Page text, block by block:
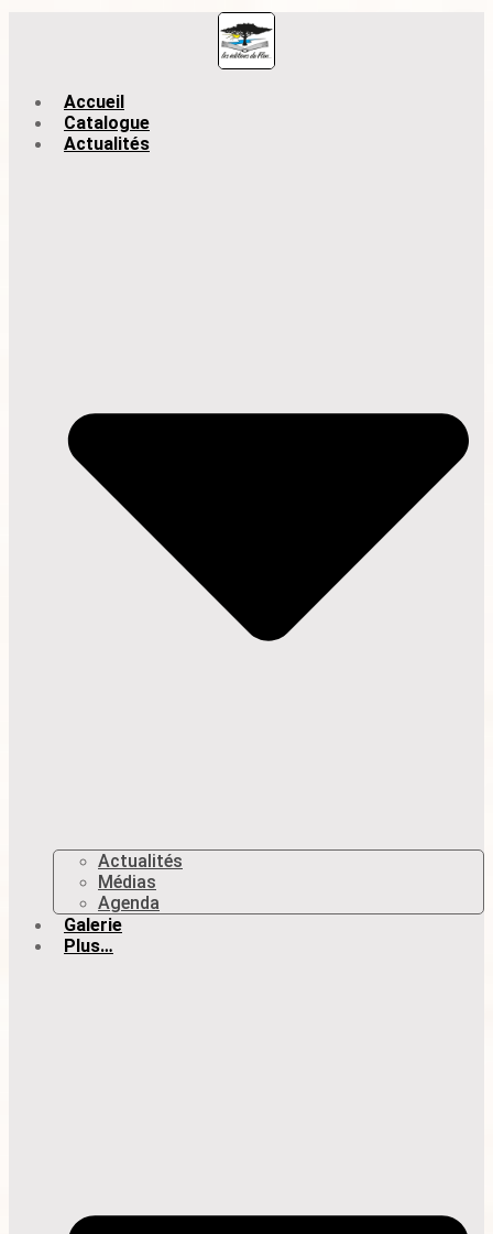
Accueil
Catalogue
Actualités
Actualités
Médias
Agenda
Galerie
Plus…